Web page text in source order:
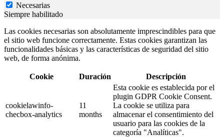
Necesarias
Siempre habilitado
Las cookies necesarias son absolutamente imprescindibles para que
el sitio web funcione correctamente. Estas cookies garantizan las
funcionalidades básicas y las características de seguridad del sitio
web, de forma anónima.
Cookie Duración Descripción
cookielawinfo-
checbox-analytics
11
months
Esta cookie es establecida por el
plugin GDPR Cookie Consent.
La cookie se utiliza para
almacenar el consentimiento del
usuario para las cookies de la
categoría "Analíticas".